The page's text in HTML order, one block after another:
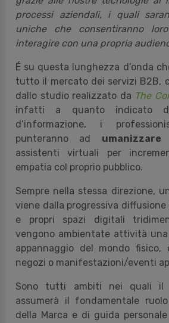
processi aziendali, i quali
uniche che consentiranno
interagire con una propria
É su questa lunghezza d’onda
tutto il mercato dei servizi B2B,
dallo studio realizzato da The
infatti a quanto indicato
d’informazione, i
punteranno ad umanizzare
assistenti virtuali per
empatia col proprio pubblico.
Sempre nella stessa direzione,
viene dalla progressiva
e propri spazi digitali
vengono ambientate attività
appannaggio del mondo fisico,
negozi o manifestazioni/eventi
Sono tutti ambiti nei quali il
assumerà il fondamentale
della Marca e di guida